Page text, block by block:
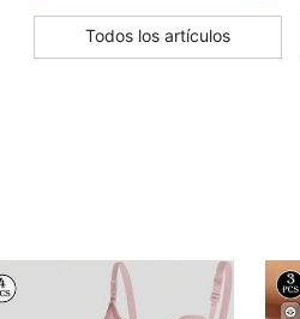
4,87 49
4,87
Todos los artículos